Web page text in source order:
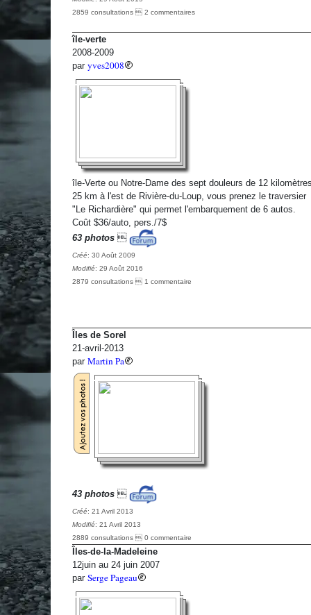
2859 consultations  2 commentaires
île-verte
2008-2009
par yves2008
île-Verte ou Notre-Dame des sept douleurs de 12
25 km à l'est de Rivière-du-Loup, vous prenez le traversier
"Le Richardière" qui permet l'embarquement de 6 autos.
Coût $36/auto, pers./7$
63 photos
Créé: 30 Août 2009
Modifié: 29 Août 2016
2879 consultations  1 commentaire
Îles de Sorel
21-avril-2013
par Martin Pa
43 photos
Créé: 21 Avril 2013
Modifié: 21 Avril 2013
2889 consultations  0 commentaire
Îles-de-la-Madeleine
12juin au 24 juin 2007
par Serge Pageau